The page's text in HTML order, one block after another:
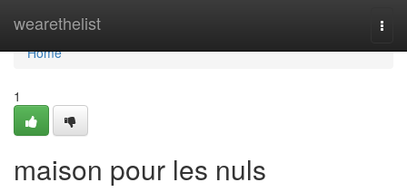
wearethelist
Home
Home
1
maison pour les nuls